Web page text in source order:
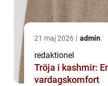
21 maj 2026 admin
redaktionel
Tröja i kashmir:
vardagskomfort